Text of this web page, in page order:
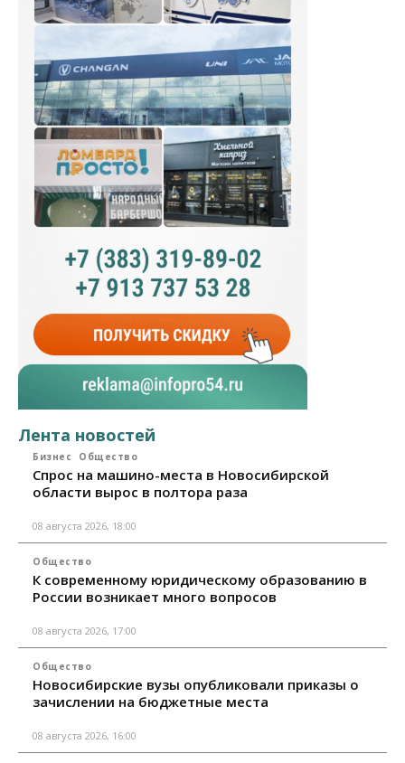
Лента новостей
Бизнес Общество
Спрос на машино-места в Новосибирской
области вырос в полтора раза
08 августа 2026, 18:00
Общество
К современному юридическому образованию в
России возникает много вопросов
08 августа 2026, 17:00
Общество
Новосибирские вузы опубликовали приказы о
зачислении на бюджетные места
08 августа 2026, 16:00